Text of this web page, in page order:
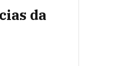
da